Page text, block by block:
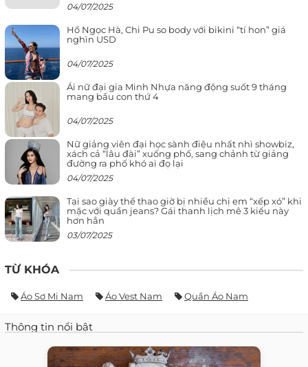
04/07/2025
Hồ Ngọc Hà, Chi Pu so body với bikini “tí hon” giá
nghìn USD
04/07/2025
Ái nữ đại gia Minh Nhựa năng động suốt 9 tháng
mang bầu con thứ 4
04/07/2025
Nữ giảng viên đại học sành điệu nhất nhì showbiz,
xách cả “lâu đài” xuống phố, sang chảnh từ giảng
đường ra phố khó ai đọ lại
04/07/2025
Tại sao giày thể thao giờ bị nhiều chị em “xếp xó” khi
mặc với quần jeans? Gái thanh lịch mê 3 kiểu này
hơn hẳn
03/07/2025
TỪ KHÓA
Áo Sơ Mi Nam Áo Vest Nam Quần Áo Nam
Thông tin nổi bật